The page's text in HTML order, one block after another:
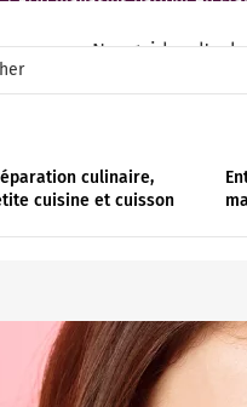
nous Nos guides
culinaire,
cuisine et cuisson